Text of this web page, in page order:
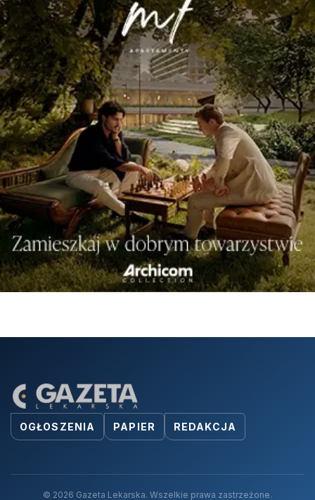
OGŁOSZENIA PAPIER REDAKCJA
© 2026 Gazeta Lekarska. Wszelkie prawa zastrzeżone.